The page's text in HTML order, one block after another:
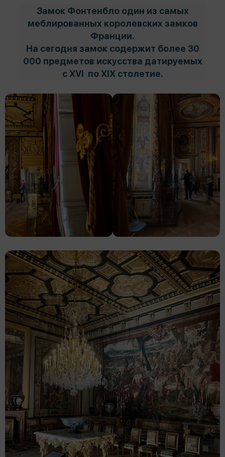
Замок Фонтенбло один из самых
меблированных королевских замков
Франции.
На сегодня замок содержит более 30
000 предметов искусства датируемых
с XVI по XIX столетие.